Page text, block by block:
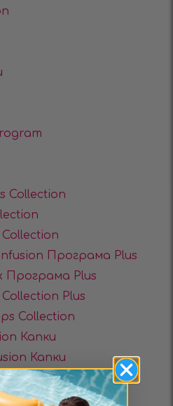
Collection
Програма Plus
Програма Plus
Plus
Collection
Капки
Капки
Капки
Set